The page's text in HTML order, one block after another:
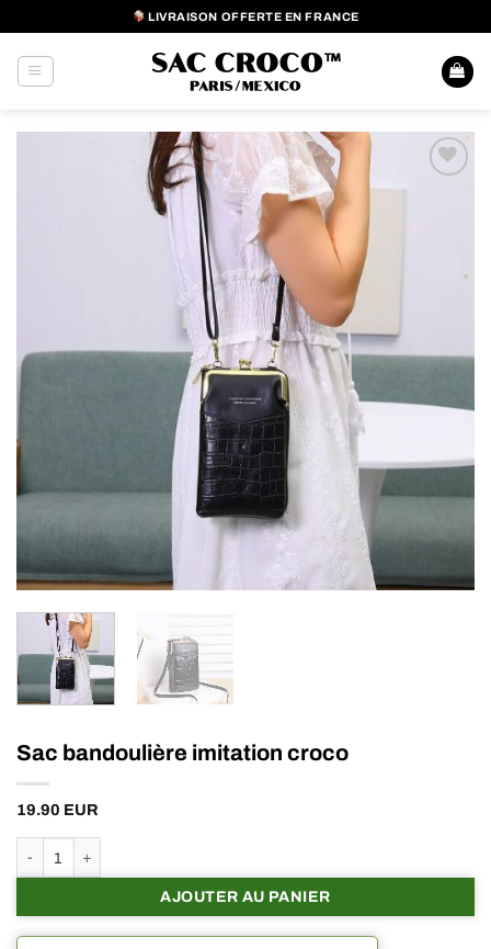
au
contenu
LIVRAISON OFFERTE EN FRANCE
Sac bandoulière imitation croco
19.90 EUR
AJOUTER AU PANIER